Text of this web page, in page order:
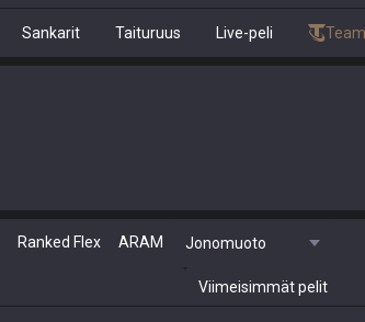
Sankarit Taituruus Live-peli
Ranked Flex ARAM Jonomuoto
Viimeisimmät pelit